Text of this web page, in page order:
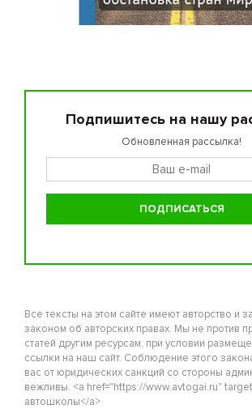
Подпишитесь на нашу
Обновленная рассылка!
Все тексты на этом сайте имеют авторство и
законом об авторских правах. Мы не против
статей другим ресурсам, при условии
ссылки на наш сайт. Соблюдение этого
вас от юридических санкций со стороны
вежливы. <a href="https://www.avtogai.ru"
автошколы</a>